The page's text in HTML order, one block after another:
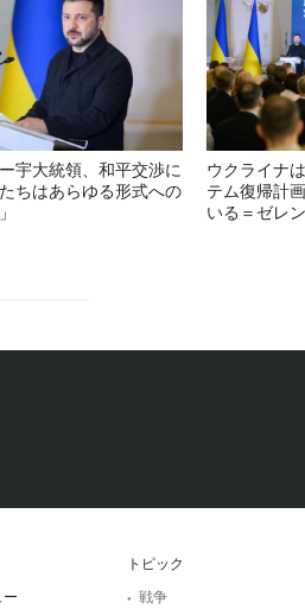
宇大統領、和平交渉に
ちはあらゆる形式への
ウクライナ
テム復帰計
いる＝ゼレ
トピック
戦争
ー